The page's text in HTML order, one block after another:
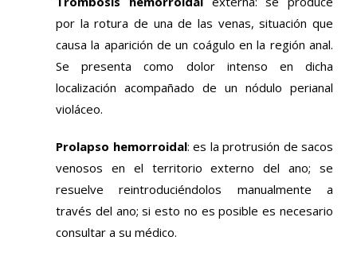
por la rotura de una de las venas, situación que
causa la aparición de un coágulo en la región anal.
Se presenta como dolor intenso en dicha
localización acompañado de un nódulo perianal
violáceo.
Prolapso hemorroidal: es la protrusión de sacos
venosos en el territorio externo del ano; se
resuelve reintroduciéndolos manualmente a
través del ano; si esto no es posible es necesario
consultar a su médico.